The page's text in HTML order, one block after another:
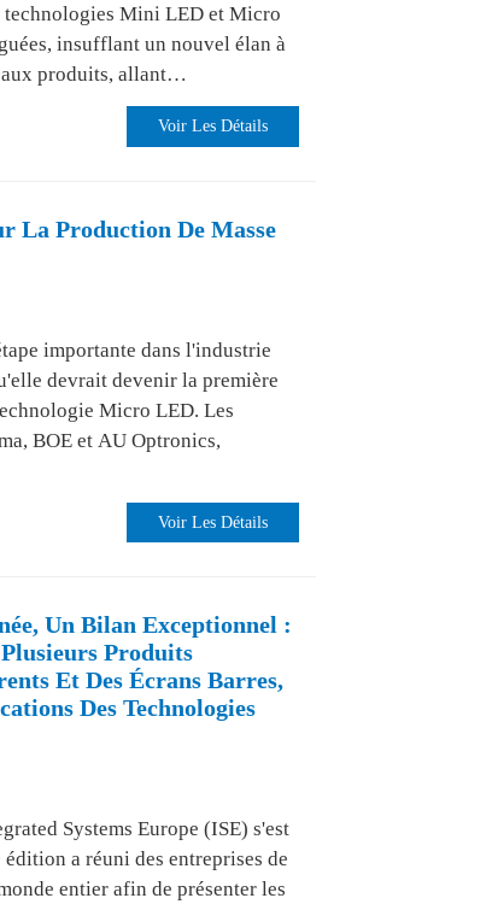
Mini LED et Micro
insufflant un nouvel élan à
produits, allant…
Voir Les Détails
La Production De Masse
importante dans l'industrie
devrait devenir la première
Micro LED. Les
BOE et AU Optronics,
Voir Les Détails
Un Bilan Exceptionnel :
Produits
Et Des Écrans Barres,
Des Technologies
Systems Europe (ISE) s'est
a réuni des entreprises de
entier afin de présenter les